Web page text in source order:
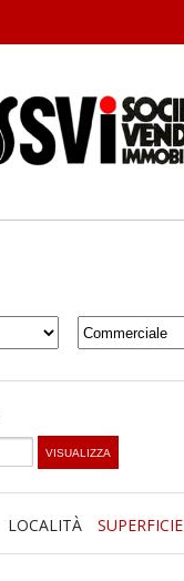
LOCALITÀ SUPERFICIE